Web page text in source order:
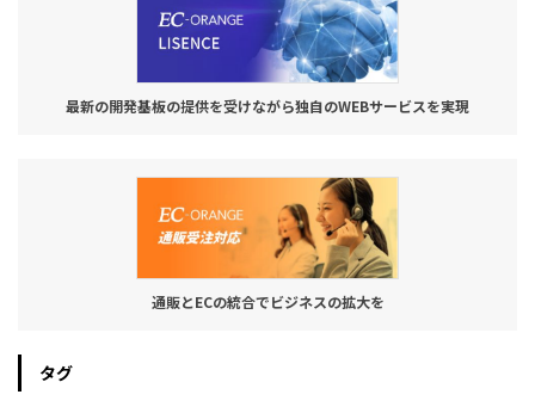
最新の開発基板の提供を受けながら独自のWEBサービスを実現
通販とECの統合でビジネスの拡大を
タグ